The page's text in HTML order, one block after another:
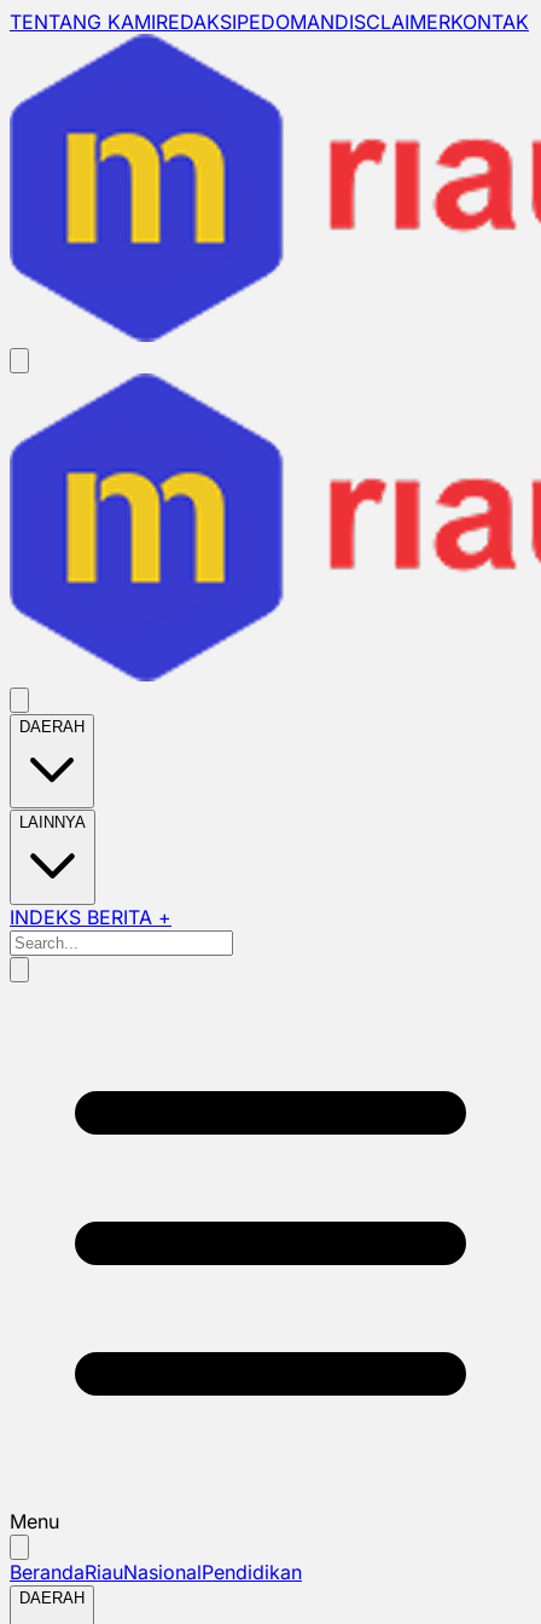
TENTANG KAMIREDAKSIPEDOMANDISCLAIMERKONTAK
DAERAH
LAINNYA
INDEKS BERITA +
Menu
BerandaRiauNasionalPendidikan
DAERAH